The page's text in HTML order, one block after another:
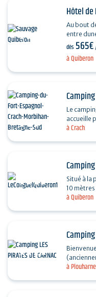
à Quiberon
Hôtel de
Au bout
entre
brute,
adresse…
dès 565€
à Crach
Le
accueille
Morbihan
à Quiberon
Situé à la
10
Siblu
à